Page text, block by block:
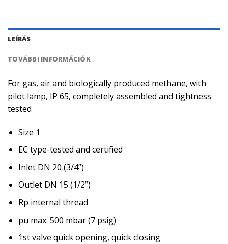
LEÍRÁS
TOVÁBBI INFORMÁCIÓK
For gas, air and biologically produced methane, with
pilot lamp, IP 65, completely assembled and tightness
tested
Size 1
EC type-tested and certified
Inlet DN 20 (3/4”)
Outlet DN 15 (1/2”)
Rp internal thread
pu max. 500 mbar (7 psig)
1st valve quick opening, quick closing